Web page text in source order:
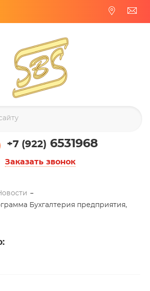
+7 (922) 6531968
Заказать звонок
Бухгалтерия предприятия,
: